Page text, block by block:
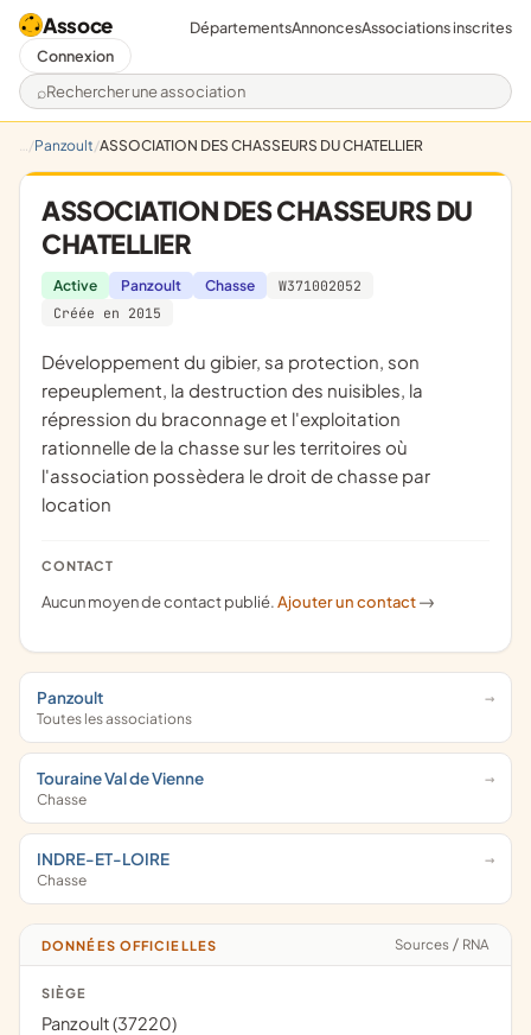
Assoce
Rechercher une association
DépartementsAnnoncesAssociations inscrites
Connexion
Panzoult ASSOCIATION DES CHASSEURS DU CHATELLIER
ASSOCIATION DES CHASSEURS DU
CHATELLIER
Active Panzoult Chasse
W371002052
Créée en 2015
développement du gibier, sa protection, son
repeuplement, la destruction des nuisibles, la
répression du braconnage et l'exploitation
rationnelle de la chasse sur les territoires où
l'association possèdera le droit de chasse par
location
CONTACT
Aucun moyen de contact publié.Ajouter un contact ->
Panzoult
Toutes les associations
Touraine Val de Vienne
Chasse
INDRE-ET-LOIRE
Chasse
DONNÉES OFFICIELLES Sources / RNA
SIÈGE
Panzoult (37220)